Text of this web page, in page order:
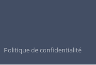
Politique de confidentialité